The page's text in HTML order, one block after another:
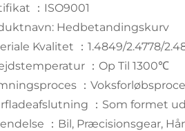
： ISO9001
Hedbetandingskurv
Kvalitet
： 1.4849/2.4778/
： Op Til 1300℃
：
： Som formet
： Bil, Præcisionsgear,